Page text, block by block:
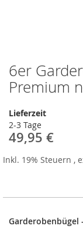
6er
Premium
Lieferzeit
2-3 Tage
49,95 €
Inkl. 19% Steuern ,
Garderobenbügel
Zum
Anfang
der
springen